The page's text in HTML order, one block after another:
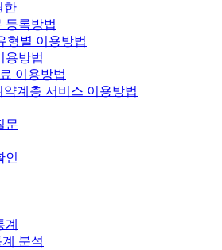
한
등록방법
형별 이용방법
용방법
이용방법
약계층 서비스 이용방법
문
인
계
분석